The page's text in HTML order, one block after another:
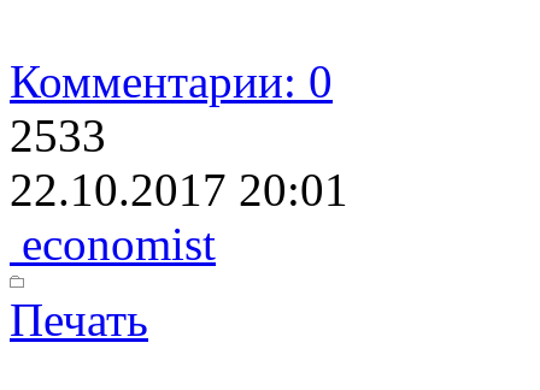
Комментарии: 0
2533
22.10.2017 20:01
economist
Печать